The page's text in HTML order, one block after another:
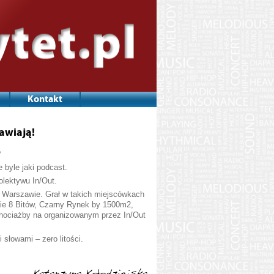
Kontakt
byle jaki podcast.
In/Out.
Grał w takich miejscówkach
8 Bitów, Czarny Rynek by 1500m2,
na organizowanym przez In/Out
– zero litości.